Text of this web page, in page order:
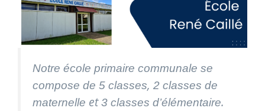
Notre école primaire communale se
compose de 5 classes, 2 classes de
maternelle et3 classes d’élémentaire.